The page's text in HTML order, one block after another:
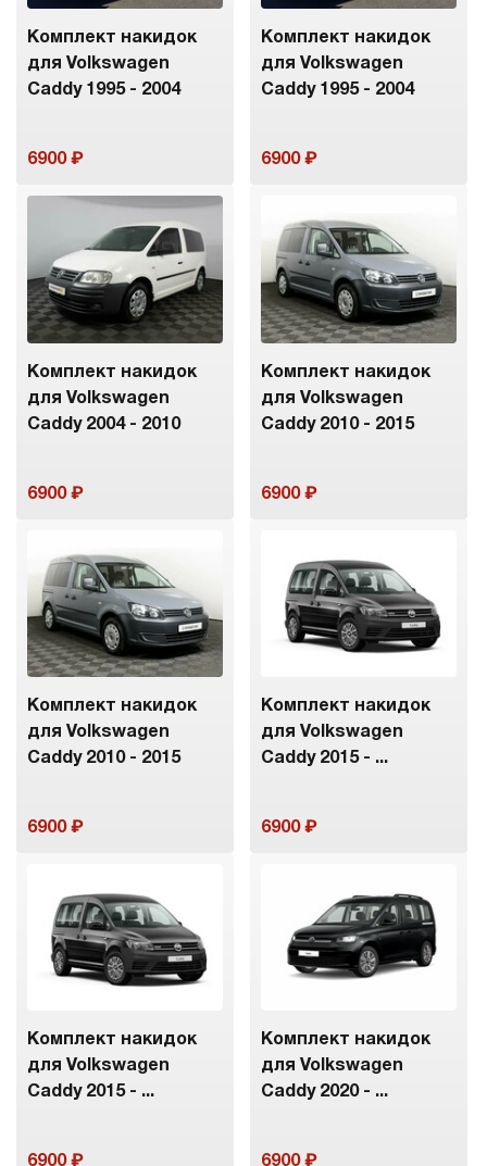
Комплект накидок
для Volkswagen
Caddy 1995 - 2004
6900
Комплект накидок
для Volkswagen
Caddy 1995 - 2004
6900
Комплект накидок
для Volkswagen
Caddy 2004 - 2010
6900
Комплект накидок
для Volkswagen
Caddy 2010 - 2015
6900
Комплект накидок
для Volkswagen
Caddy 2010 - 2015
6900
Комплект накидок
для Volkswagen
Caddy 2015 - ...
6900
Комплект накидок
для Volkswagen
Caddy 2015 - ...
6900
Комплект накидок
для Volkswagen
Caddy 2020 - ...
6900